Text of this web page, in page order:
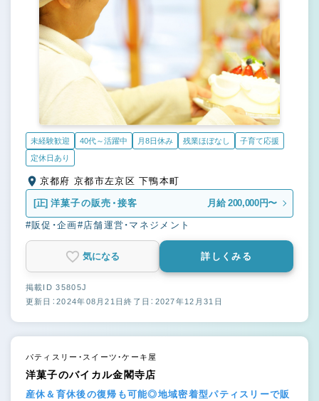
未経験歓迎 40代～活躍中 月8日休み 残業ほぼなし
子育て応援
定休日あり
京都府 京都市左京区 下鴨本町
[正] 洋菓子の販売・接客 月給 200,000円〜
#販促・企画#店舗運営・マネジメント
気になる 詳しくみる
掲載ID 35805J
更新日：2024年08月21日終了日：2027年12月31日
パティスリー・スイーツ・ケーキ屋
洋菓子のバイカル金閣寺店
産休＆育休後の復帰も可能◎地域密着型パティスリーで販